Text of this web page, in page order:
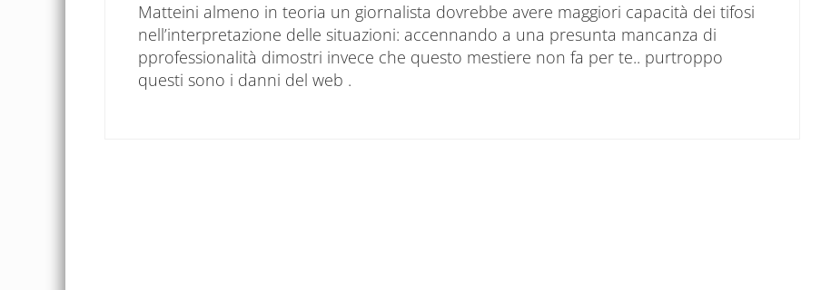
Matteini almeno in teoria un giornalista dovrebbe avere maggiori capacità dei tifosi
nell’interpretazione delle situazioni: accennando a una presunta mancanza di
pprofessionalità dimostri invece che questo mestiere non fa per te.. purtroppo
questi sono i danni del web .